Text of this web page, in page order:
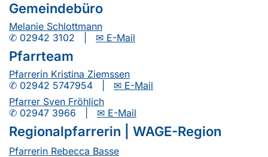
Gemeindebüro
Melanie Schlottmann
✆ 02942 3102 | ✉ E-Mail
Pfarrteam
Pfarrerin Kristina Ziemssen
✆ 02942 5747954 | ✉ E-Mail
Pfarrer Sven Fröhlich
✆ 02947 3966 | ✉ E-Mail
Regionalpfarrerin | WAGE-Region
Pfarrerin Rebecca Basse